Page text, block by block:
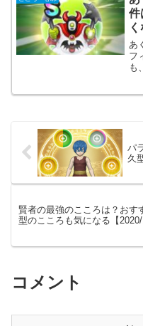
性
率
件
あ
フ
も
パ
久
賢者の最強のこころは？おす
型のこころも気になる【2020/
コメント